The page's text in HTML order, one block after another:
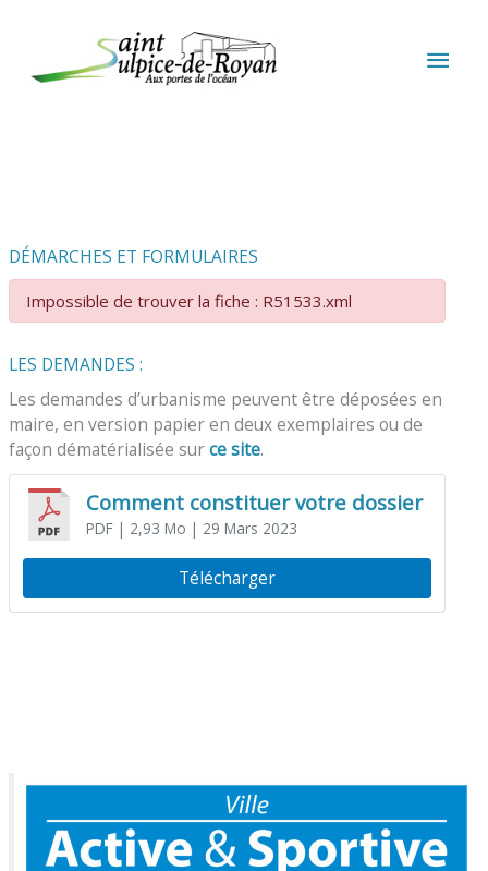
DÉMARCHES ET FORMULAIRES
Impossible de trouver la fiche : R51533.xml
LES DEMANDES :
Les demandes d’urbanisme peuvent être déposées en
maire, en version papier en deux exemplaires ou de
façon dématérialisée surce site.
Comment constituer votre dossier
PDF| 2,93 Mo | 29 Mars 2023
Télécharger